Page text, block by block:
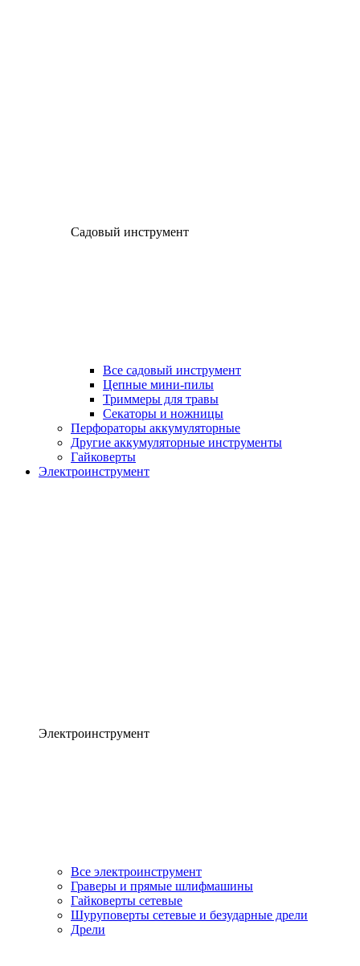
Садовый инструмент
Все садовый инструмент
Цепные мини-пилы
Триммеры для травы
Секаторы и ножницы
Перфораторы аккумуляторные
Другие аккумуляторные инструменты
Гайковерты
Электроинструмент
Электроинструмент
Все электроинструмент
Граверы и прямые шлифмашины
Гайковерты сетевые
Шуруповерты сетевые и безударные дрели
Дрели